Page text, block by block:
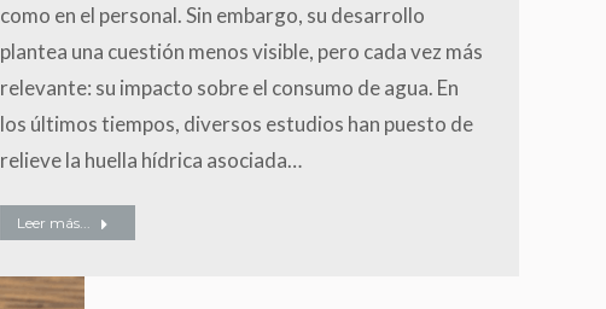
como en el personal. Sin embargo, su desarrollo
plantea una cuestión menos visible, pero cada vez más
relevante: su impacto sobre el consumo de agua. En
los últimos tiempos, diversos estudios han puesto de
relieve la huella hídrica asociada…
Leer más...